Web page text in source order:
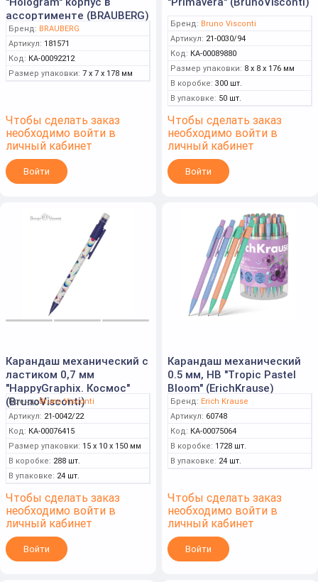
ассортименте (BRAUBERG)
Бренд: BRAUBERG
Артикул: 181571
Код: КА-00092212
Размер упаковки: 7 x 7 x 178 мм
Чтобы сделать заказ
необходимо войти в
личный кабинет
Войти
Бренд: Bruno Visconti
Артикул: 21-0030/94
Код: КА-00089880
Размер упаковки: 8 x 8 x 176 мм
В коробке: 300 шт.
В упаковке: 50 шт.
Чтобы сделать заказ
необходимо войти в
личный кабинет
Войти
Карандаш механический с
ластиком 0,7 мм
"HappyGraphix. Космос"
(BrunoVisconti)
Бренд: Bruno Visconti
Артикул: 21-0042/22
Код: КА-00076415
Размер упаковки: 15 x 10 x 150 мм
В коробке: 288 шт.
В упаковке: 24 шт.
Чтобы сделать заказ
необходимо войти в
личный кабинет
Войти
Карандаш механический
0.5 мм, НВ "Tropic Pastel
Bloom" (ErichKrause)
Бренд: Erich Krause
Артикул: 60748
Код: КА-00075064
В коробке: 1728 шт.
В упаковке: 24 шт.
Чтобы сделать заказ
необходимо войти в
личный кабинет
Войти